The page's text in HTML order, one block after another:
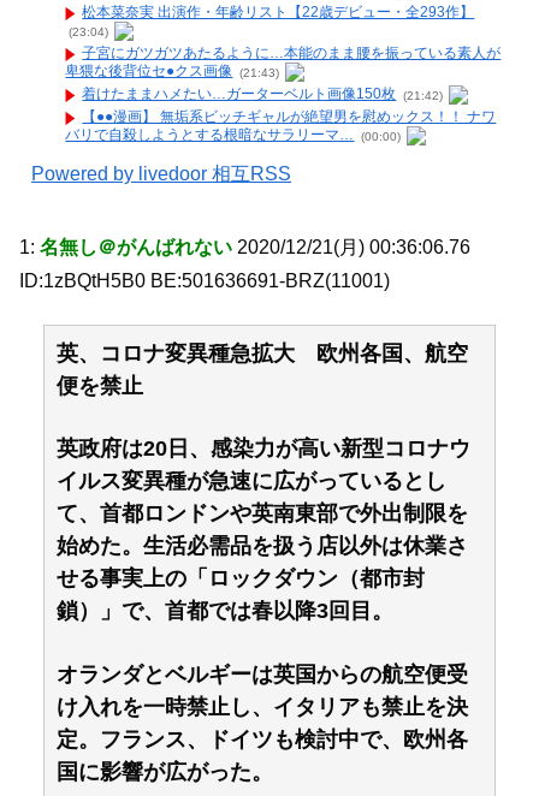
松本菜奈実 出演作・年齢リスト【22歳デビュー・全293作】
(23:04)
子宮にガツガツあたるように…本能のまま腰を振っている素人が
卑猥な後背位セ●クス画像 (21:43)
着けたままハメたい…ガーターベルト画像150枚 (21:42)
【●●漫画】 無垢系ビッチギャルが絶望男を慰めックス！！ ナワ
バリで自殺しようとする根暗なサラリーマ…
(00:00)
Powered by livedoor 相互RSS
1: 名無し＠がんばれない 2020/12/21(月) 00:36:06.76
ID:1zBQtH5B0 BE:501636691-BRZ(11001)
英、コロナ変異種急拡大 欧州各国、航空
便を禁止
英政府は20日、感染力が高い新型コロナウ
イルス変異種が急速に広がっているとし
て、首都ロンドンや英南東部で外出制限を
始めた。生活必需品を扱う店以外は休業さ
せる事実上の「ロックダウン（都市封
鎖）」で、首都では春以降3回目。
オランダとベルギーは英国からの航空便受
け入れを一時禁止し、イタリアも禁止を決
定。フランス、ドイツも検討中で、欧州各
国に影響が広がった。